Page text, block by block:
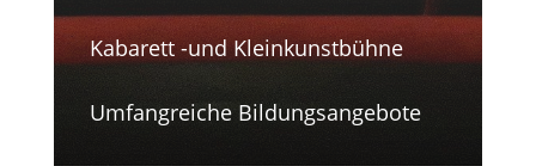
Kabarett -und Kleinkunstbühne
Umfangreiche Bildungsangebote